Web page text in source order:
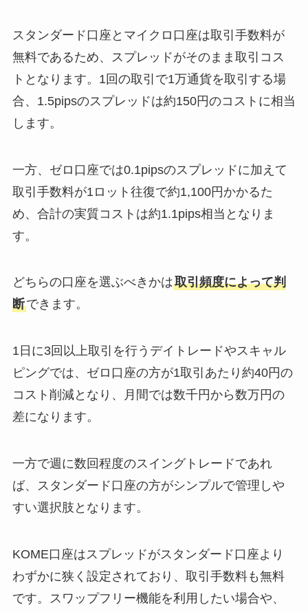
スタンダード口座とマイクロ口座は取引手数料が
無料であるため、スプレッドがそのまま取引コス
トとなります。1回の取引で1万通貨を取引する場
合、1.5pipsのスプレッドは約150円のコストに相当
します。
一方、ゼロ口座では0.1pipsのスプレッドに加えて
取引手数料が1ロット往復で約1,100円かかるた
め、合計の実質コストは約1.1pips相当となりま
す。
どちらの口座を選ぶべきかは取引頻度によって判
断できます。
1日に3回以上取引を行うデイトレードやスキャル
ピングでは、ゼロ口座の方が1取引あたり約40円の
コスト削減となり、月間では数千円から数万円の
差になります。
一方で週に数回程度のスイングトレードであれ
ば、スタンダード口座の方がシンプルで管理しや
すい選択肢となります。
KOME口座はスプレッドがスタンダード口座より
わずかに狭く設定されており、取引手数料も無料
です。スワップフリー機能を利用したい場合や、